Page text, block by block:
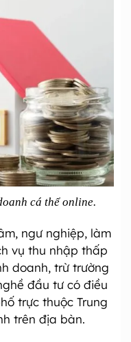
cá thể online.
ngư nghiệp, làm
vụ thu nhập thấp
doanh, trừ trường
đầu tư có điều
trực thuộc Trung
trên địa bàn.